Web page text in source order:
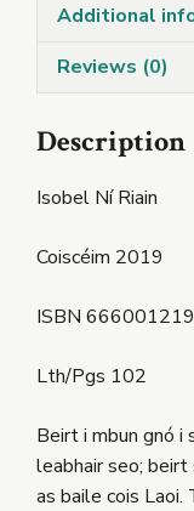
Additional
Reviews (0)
Description
Isobel Ní Riain
Coiscéim 2019
ISBN
Lth/Pgs 102
Beirt i mbun gnó i
leabhair seo;
as baile cois Laoi.